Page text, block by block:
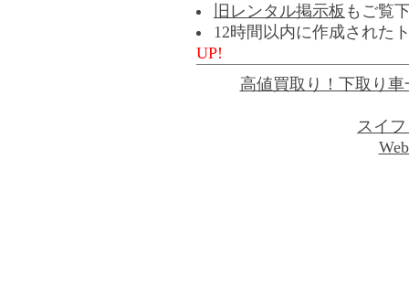
旧レンタル掲示板 もご覧
12時間以内に作成された
UP!
高値買取り！下取り車
スイ